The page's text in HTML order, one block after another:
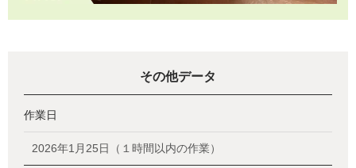
その他データ
作業日
2026年1月25日（１時間以内の作業）